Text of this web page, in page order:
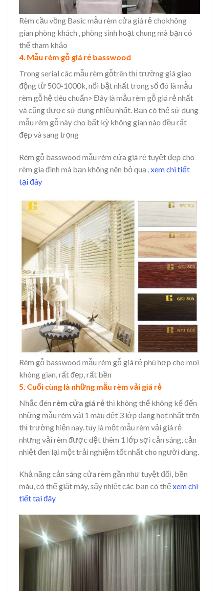
Rèm cầu vồng Basic mẫu rèm cửa giá rẻ chokhông
gian phòng khách , phòng sinh hoạt chung mà bạn có
thể tham khảo
4. Mẫu rèm gỗ giá rẻ basswood
Trong serial các mẫu rèm gỗtrên thị trường giá giao
động từ 500-1000k, nổi bật nhất trong số đó là mẫu
rèm gỗ hệ tiêu chuẩn> Đây là mẫu rèm gỗ giá rẻ nhất
và cũng được sử dụng nhiều nhất. Bạn có thể sử dụng
mẫu rèm gỗ này cho bất kỳ không gian nào đều rất
đẹp và sang trọng
Rèm gỗ basswood mẫu rèm cửa giá rẻ tuyệt đẹp cho
rèm gia đình mà bạn không nên bỏ qua , xem chi tiết
tại đây
Rèm gỗ basswood mẫu rèm gỗ giá rẻ phù hợp cho mọi
không gian, rất đẹp, rất bền
5. Cuối cùng là những mẫu rèm vải giá rẻ
Nhắc đén rèm cửa giá rẻthì không thể không kể đến
những mẫu rèm vải 1 màu dệt 3 lớp đang hot nhất trên
thị trường hiện nay. tuy là một mẫu rèm vải giá rẻ
nhưng vải rèm được dệt thêm 1 lớp sợi cản sáng, cản
nhiệt đen lại một trải nghiệm tốt nhất cho người dùng.
Khả năng cản sáng cửa rèm gần như tuyệt đối, bền
màu, có thể giặt máy, sấy nhiệt các bạn có thể xem chi
tiết tại đây